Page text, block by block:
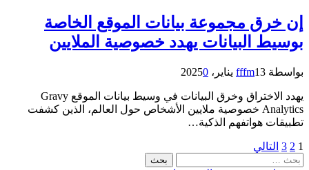
إن خرق مجموعة بيانات الموقع الخاصة
بوسيط البيانات يهدد خصوصية الملايين
بواسطة fffm13 يناير، 2025 0
يهدد الاختراق وخرق البيانات في وسيط بيانات الموقع Gravy
Analytics خصوصية ملايين الأشخاص حول العالم، الذين كشفت
تطبيقات هواتفهم الذكية…
2
3 التالي
البحث